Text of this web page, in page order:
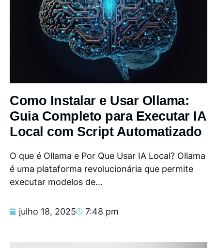
Como Instalar e Usar Ollama:
Guia Completo para Executar IA
Local com Script Automatizado
O que é Ollama e Por Que Usar IA Local? Ollama
é uma plataforma revolucionária que permite
executar modelos de...
julho 18, 2025 7:48 pm